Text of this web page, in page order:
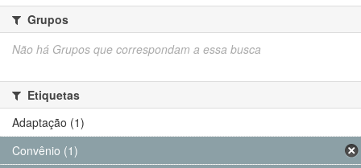
Grupos
Não há Grupos que correspondam a essa busca
Etiquetas
Adaptação (1)
Convênio (1)